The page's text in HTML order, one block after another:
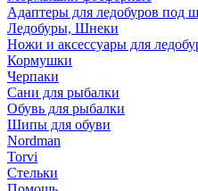
Адаптеры для ледобуров под
Ледобуры, Шнеки
Ножи и аксессуары для
Кормушки
Черпаки
Сани для рыбалки
Обувь для рыбалки
Шипы для обуви
Nordman
Torvi
Стельки